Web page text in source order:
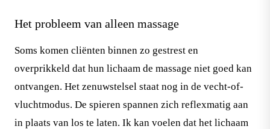
Het probleem van alleen massage
Soms komen cliënten binnen zo gestrest en
overprikkeld dat hun lichaam de massage niet goed kan
ontvangen. Het zenuwstelsel staat nog in de vecht-of-
vluchtmodus. De spieren spannen zich reflexmatig aan
in plaats van los te laten. Ik kan voelen dat het lichaam